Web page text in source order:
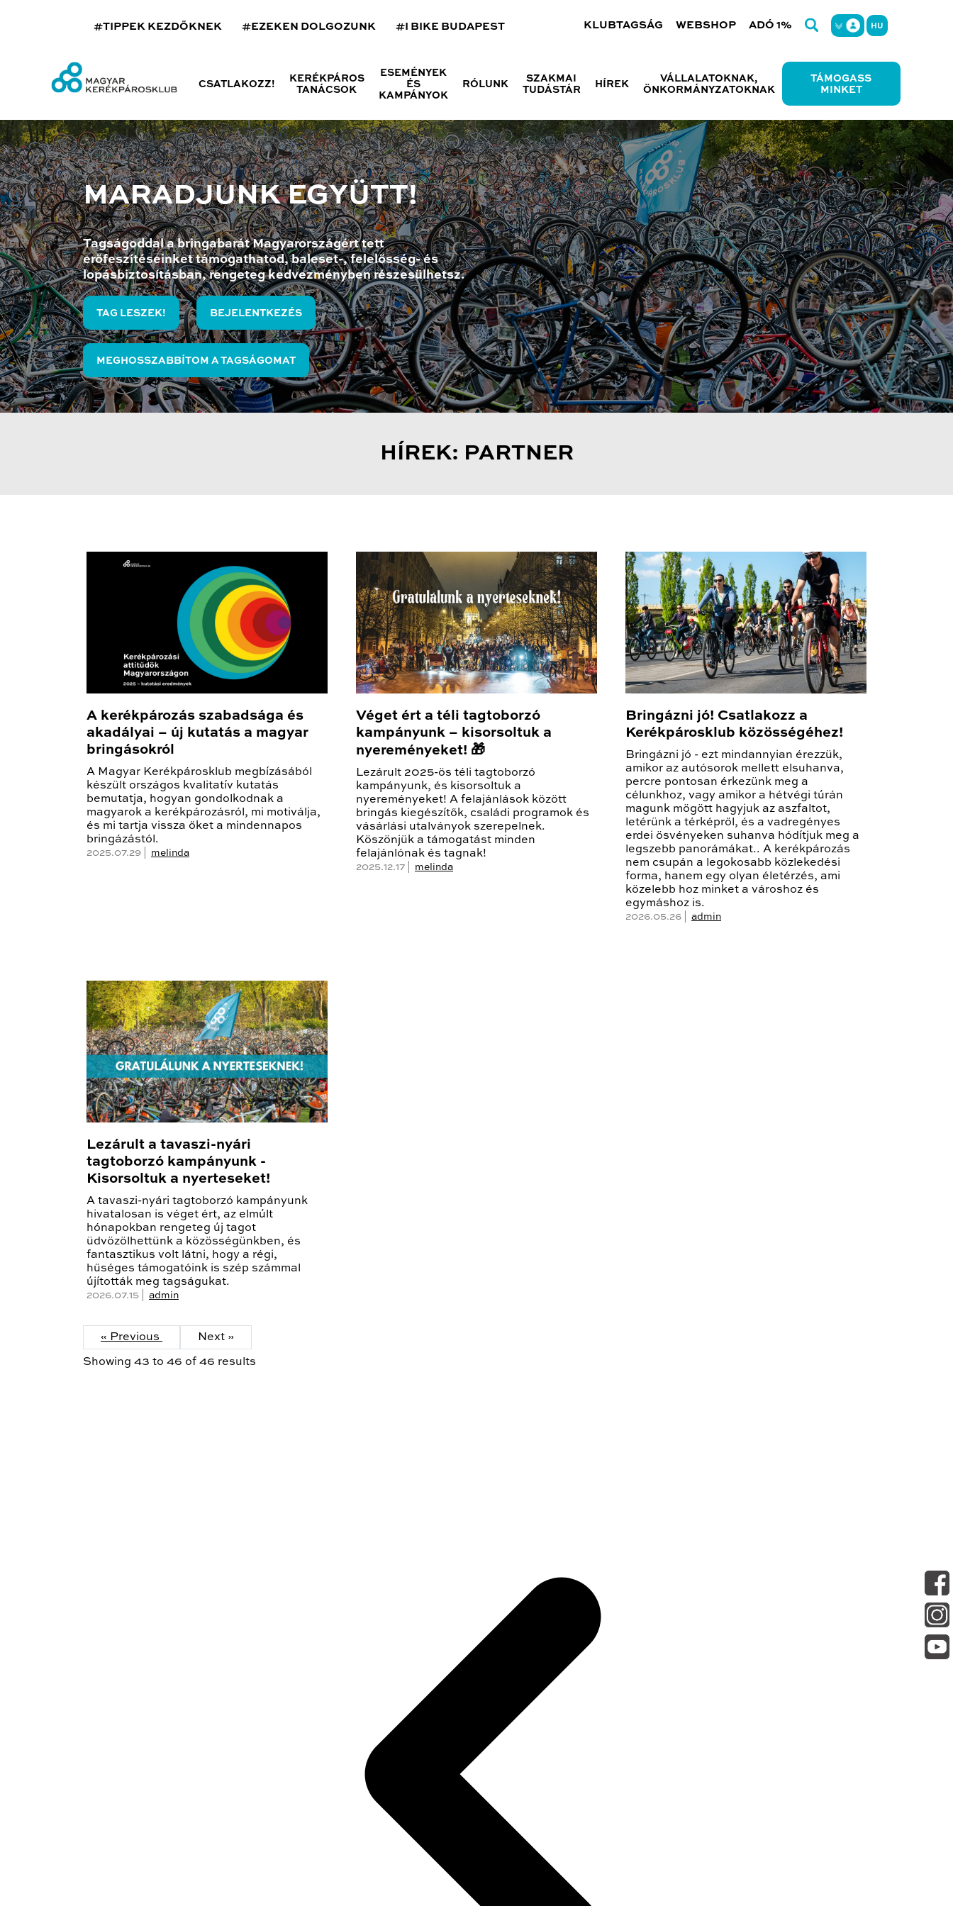
#TIPPEK KEZDŐKNEK #EZEKEN DOLGOZUNK #I BIKE BUDAPEST KLUBTAGSÁG WEBSHOP ADÓ 1% HU
CSATLAKOZZ!
KERÉKPÁROS
TANÁCSOK
ESEMÉNYEK
ÉS
KAMPÁNYOK
RÓLUNK
SZAKMAI
TUDÁSTÁR
HÍREK
VÁLLALATOKNAK,
ÖNKORMÁNYZATOKNAK
TÁMOGASS
MINKET
MARADJUNK EGYÜTT!
Tagságoddal a bringabarát Magyarországért tett
erőfeszítéseinket támogathatod, baleset-, felelősség- és
lopásbiztosításban, rengeteg kedvezményben részesülhetsz.
TAG LESZEK! BEJELENTKEZÉS
MEGHOSSZABBÍTOM A TAGSÁGOMAT
HÍREK: PARTNER
A kerékpározás szabadsága és
akadályai – új kutatás a magyar
bringásokról
A Magyar Kerékpárosklub megbízásából
készült országos kvalitatív kutatás
bemutatja, hogyan gondolkodnak a
magyarok a kerékpározásról, mi motiválja,
és mi tartja vissza őket a mindennapos
bringázástól.
2025.07.29 | melinda
Véget ért a téli tagtoborzó
kampányunk – kisorsoltuk a
nyereményeket! 🎁
Lezárult 2025-ös téli tagtoborzó
kampányunk, és kisorsoltuk a
nyereményeket! A felajánlások között
bringás kiegészítők, családi programok és
vásárlási utalványok szerepelnek.
Köszönjük a támogatást minden
felajánlónak és tagnak!
2025.12.17 | melinda
Bringázni jó! Csatlakozz a
Kerékpárosklub közösségéhez!
Bringázni jó - ezt mindannyian érezzük,
amikor az autósorok mellett elsuhanva,
percre pontosan érkezünk meg a
célunkhoz, vagy amikor a hétvégi túrán
magunk mögött hagyjuk az aszfaltot,
letérünk a térképről, és a vadregényes
erdei ösvényeken suhanva hódítjuk meg a
legszebb panorámákat.. A kerékpározás
nem csupán a legokosabb közlekedési
forma, hanem egy olyan életérzés, ami
közelebb hoz minket a városhoz és
egymáshoz is.
2026.05.26 | admin
Lezárult a tavaszi-nyári
tagtoborzó kampányunk -
Kisorsoltuk a nyerteseket!
A tavaszi-nyári tagtoborzó kampányunk
hivatalosan is véget ért, az elmúlt
hónapokban rengeteg új tagot
üdvözölhettünk a közösségünkben, és
fantasztikus volt látni, hogy a régi,
hűséges támogatóink is szép számmal
újították meg tagságukat.
2026.07.15 | admin
« Previous Next »
Showing 43 to 46 of 46 results